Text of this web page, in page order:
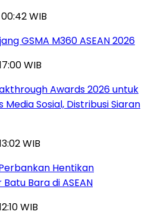
WIB
GSMA M360 ASEAN 2026
WIB
Awards 2026 untuk
Sosial, Distribusi Siaran
WIB
Hentikan
Bara di ASEAN
WIB